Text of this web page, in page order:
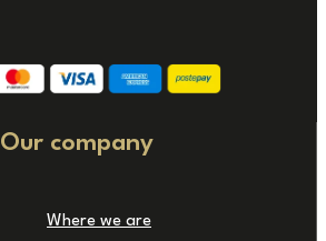
Our company
Where we are